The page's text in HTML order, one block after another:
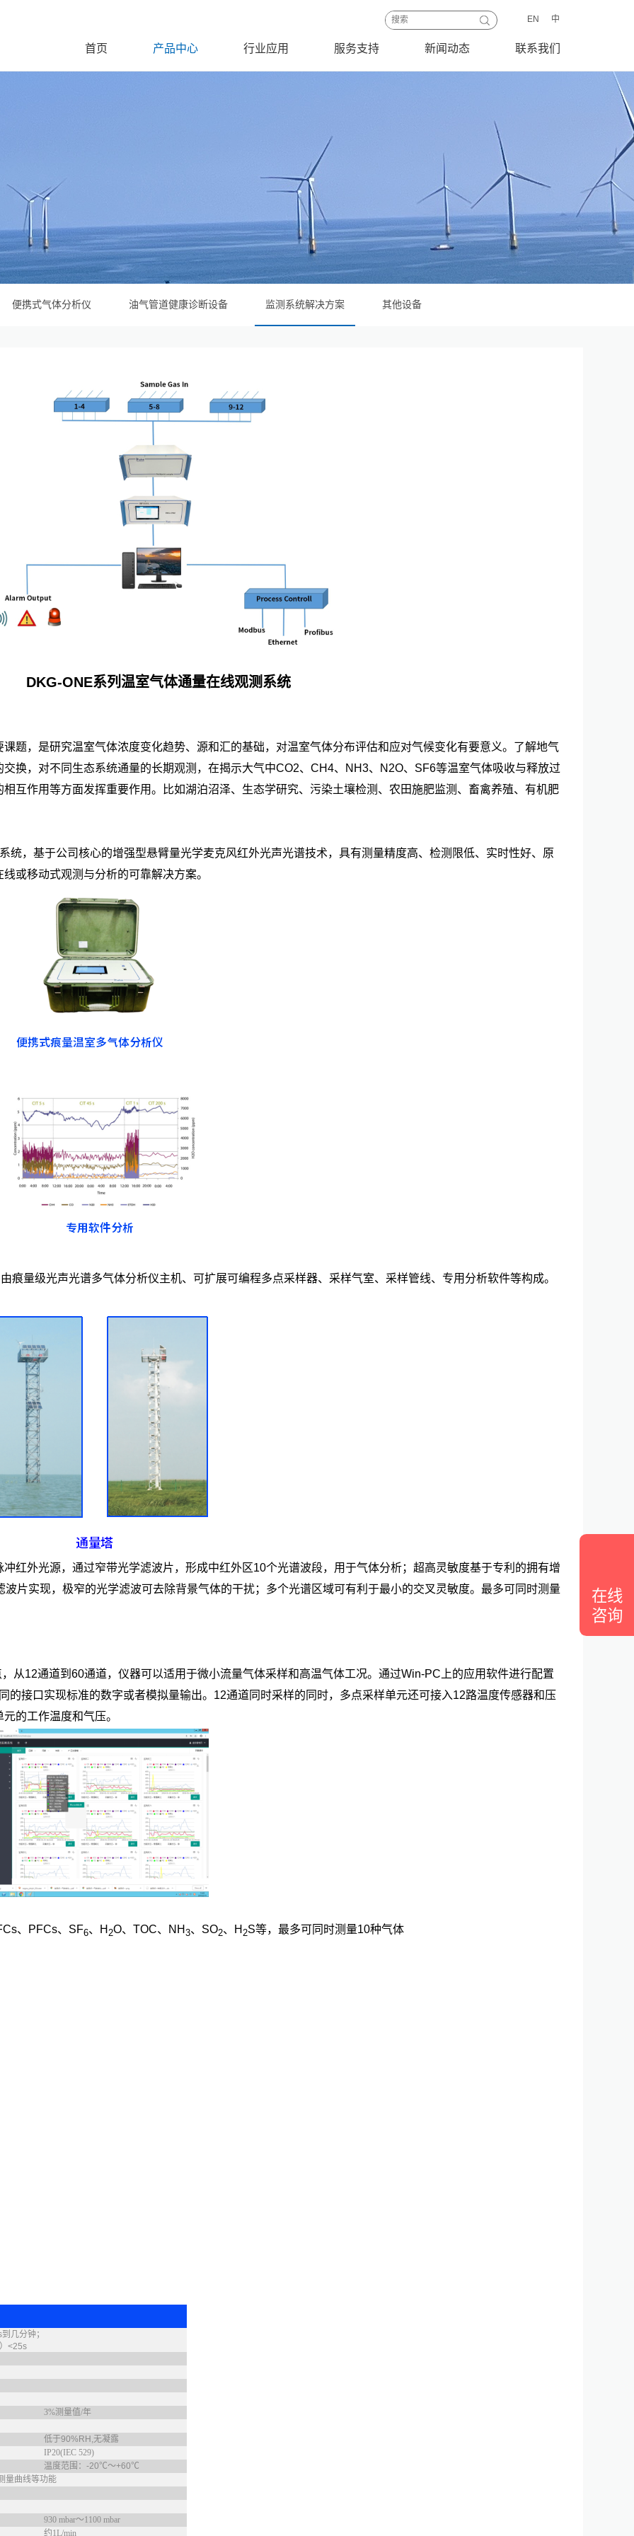
EN 中
首页 产品中心 行业应用 服务支持 新闻动态 联系我们
便携式气体分析仪 油气管道健康诊断设备 监测系统解决方案 其他设备
DKG-ONE系列温室气体通量在线观测系统
题，是研究温室气体浓度变化趋势、源和汇的基础，对温室气体分布评估和应对气候变化有要意义。了解地气
换，对不同生态系统通量的长期观测，在揭示大气中CO2、CH4、NH3、N2O、SF6等温室气体吸收与释放过
互作用等方面发挥重要作用。比如湖泊沼泽、生态学研究、污染土壤检测、农田施肥监测、畜禽养殖、有机肥
基于公司核心的增强型悬臂量光学麦克风红外光声光谱技术，具有测量精度高、检测限低、实时性好、原
或移动式观测与分析的可靠解决方案。
痕量级光声光谱多气体分析仪主机、可扩展可编程多点采样器、采样气室、采样管线、专用分析软件等构成。
红外光源，通过窄带光学滤波片，形成中红外区10个光谱波段，用于气体分析；超高灵敏度基于专利的拥有增
片实现，极窄的光学滤波可去除背景气体的干扰；多个光谱区域可有利于最小的交叉灵敏度。最多可同时测量
从12通道到60通道，仪器可以适用于微小流量气体采样和高温气体工况。通过Win-PC上的应用软件进行配置
的接口实现标准的数字或者模拟量输出。12通道同时采样的同时，多点采样单元还可接入12路温度传感器和压
的工作温度和气压。
、PFCs、SF6、H 2O、TOC、NH 3、SO2、H 2S等，最多可同时测量10种气体
几分钟；
<25s
3%测量值/年
低于90%RH,无凝露
IP20(IEC 529)
温度范围：-20℃～+60℃
量曲线等功能
930 mbar～1100 mbar
约1L/min
在线
咨询